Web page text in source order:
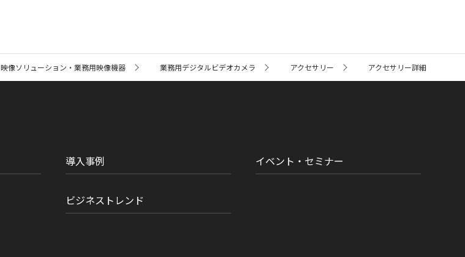
映像ソリューション・業務用映像機器 業務用デジタルビデオカメラ アクセサリー アクセサリー詳細
導入事例
ビジネストレンド
イベント・セミナー